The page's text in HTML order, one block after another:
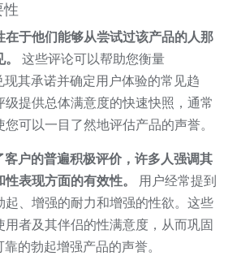
性
在于他们能够从尝试过该产品的人那
这些评论可以帮助您衡量
其承诺并确定用户体验的常见趋
提供总体满意度的快速快照，通常
可以一目了然地评估产品的声誉。
户的普遍积极评价，许多人强调其
表现方面的有效性。
用户经常提到
起、增强的耐力和增强的性欲。这些
用者及其伴侣的性满意度，从而巩固
的勃起增强产品的声誉。